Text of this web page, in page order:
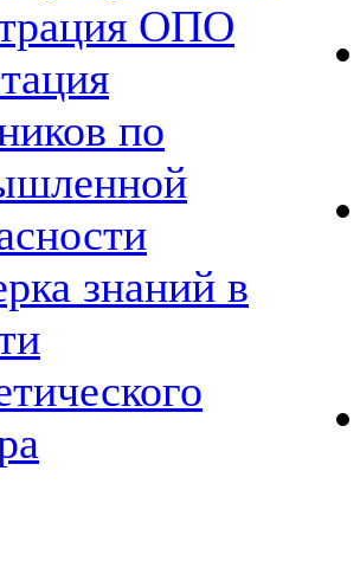
ОПО
по
знаний в